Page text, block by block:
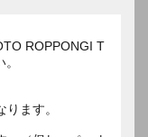
ROPPONGI T
ます。